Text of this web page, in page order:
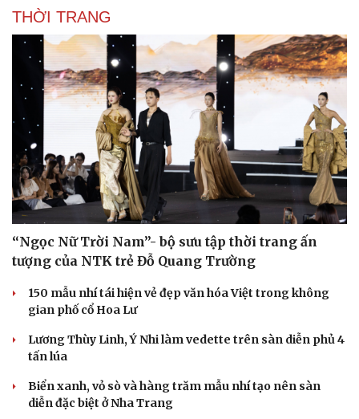
Sức khỏe
Dinh dưỡng - món ngon
Cây thuốc
Sản phụ khoa
Nhi khoa
Nam khoa
Phòng mạch online
Ăn sạch sống khỏe
Đời sống
Nhà đẹp
Blog
Tình yêu - Gia đình
THỜI TRANG
“Ngọc Nữ Trời Nam”- bộ sưu tập thời trang ấn
tượng của NTK trẻ Đỗ Quang Trường
150 mẫu nhí tái hiện vẻ đẹp văn hóa Việt trong không
gian phố cổ Hoa Lư
Lương Thùy Linh, Ý Nhi làm vedette trên sàn diễn phủ 4
tấn lúa
Biển xanh, vỏ sò và hàng trăm mẫu nhí tạo nên sàn
diễn đặc biệt ở Nha Trang